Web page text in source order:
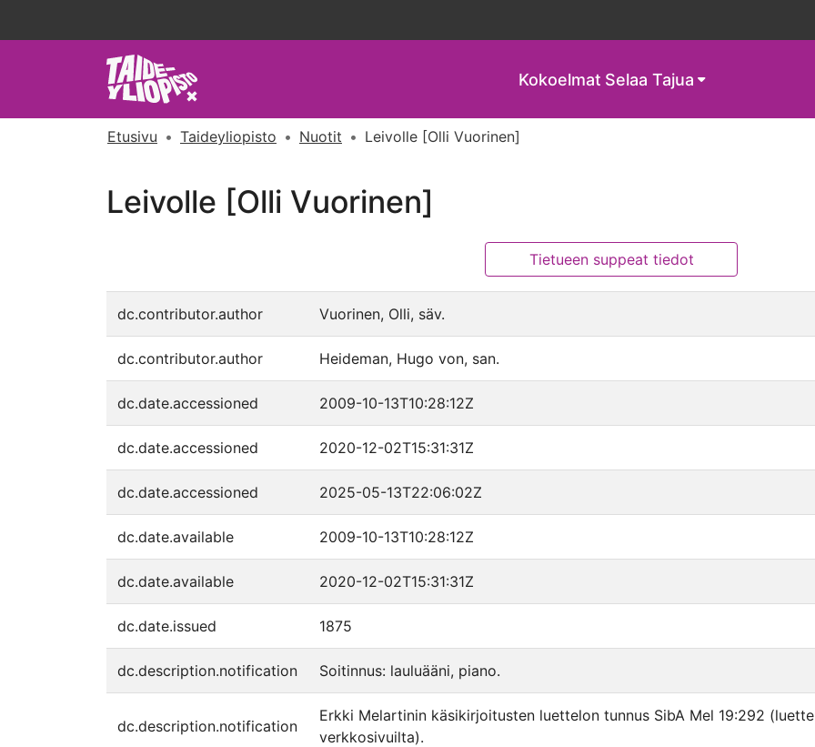
Kokoelmat Selaa Tajua
Etusivu Taideyliopisto Nuotit Leivolle [Olli Vuorinen]
Leivolle [Olli Vuorinen]
Tietueen suppeat tiedot
dc.contributor.author Vuorinen, Olli, säv.
dc.contributor.author Heideman, Hugo von, san.
dc.date.accessioned 2009-10-13T10:28:12Z
dc.date.accessioned 2020-12-02T15:31:31Z
dc.date.accessioned 2025-05-13T22:06:02Z
dc.date.available 2009-10-13T10:28:12Z
dc.date.available 2020-12-02T15:31:31Z
dc.date.issued 1875
dc.description.notification Soitinnus: lauluääni, piano.
dc.description.notification
Erkki Melartinin käsikirjoitusten luettelon tunnus SibA Mel 19:292
verkkosivuilta).